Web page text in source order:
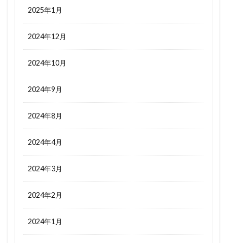
2025年1月
2024年12月
2024年10月
2024年9月
2024年8月
2024年4月
2024年3月
2024年2月
2024年1月